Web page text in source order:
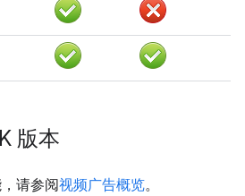
版本
请参阅视频广告概览。